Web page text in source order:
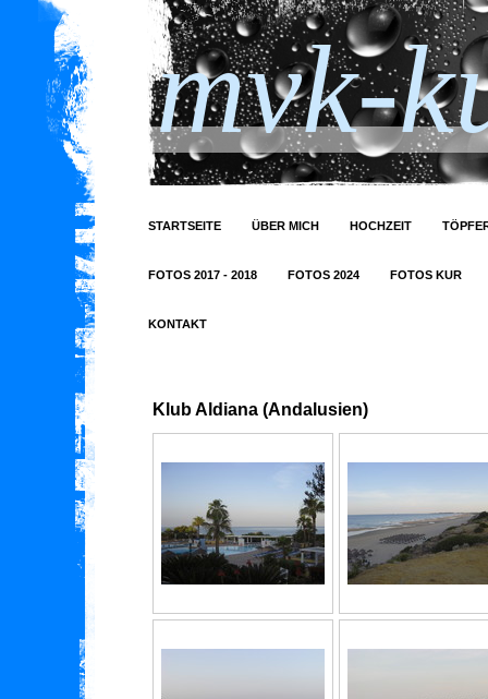
mvk-
STARTSEITE ÜBER MICH HOCHZEIT
FOTOS 2017 - 2018 FOTOS 2024 FOTOS KUR
KONTAKT
Klub Aldiana (Andalusien)